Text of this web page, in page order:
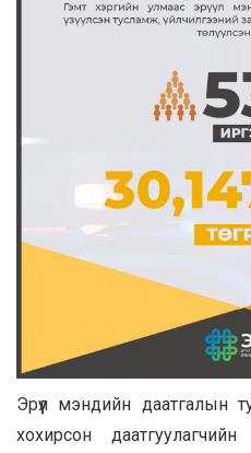
Эрүүл мэндийн даатгалын
хохирсон